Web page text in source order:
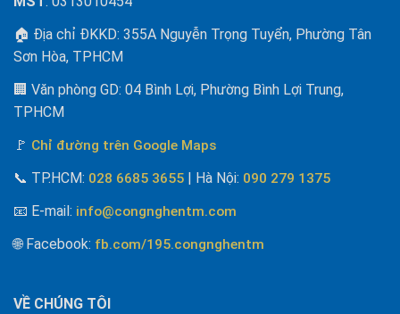
🏠 Địa chỉ ĐKKD: 355A Nguyễn Trọng Tuyển, Phường Tân
Sơn Hòa, TPHCM
🏢 Văn phòng GD: 04 Bình Lợi, Phường Bình Lợi Trung,
TPHCM
🚩 Chỉ đường trên Google Maps
📞 TP.HCM: 028 6685 3655 | Hà Nội: 090 279 1375
📧 E-mail: info@congnghentm.com
🌐 Facebook: fb.com/195.congnghentm
VỀ CHÚNG TÔI